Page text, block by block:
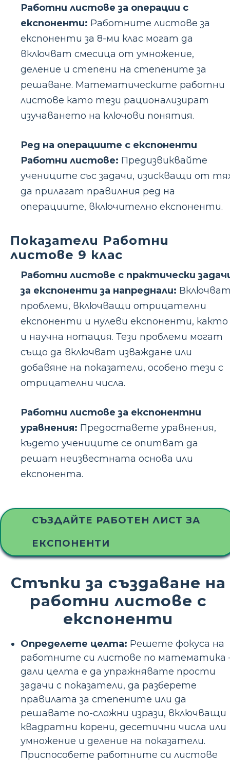
Работни листове за операции с
експоненти: Работните листове за
експоненти за 8-ми клас могат да
включват смесица от умножение,
деление и степени на степените за
решаване. Математическите работни
листове като тези рационализират
изучаването на ключови понятия.
Ред на операциите с експоненти
Работни листове: Предизвиквайте
учениците със задачи, изискващи от
да прилагат правилния ред на
операциите, включително експоненти.
Показатели Работни
листове 9 клас
Работни листове с практически
за експоненти за напреднали:
проблеми, включващи отрицателни
експоненти и нулеви експоненти, както
и научна нотация. Тези проблеми могат
също да включват изваждане или
добавяне на показатели, особено тези с
отрицателни числа.
Работни листове за експонентни
уравнения: Предоставете уравнения,
където учениците се опитват да
решат неизвестната основа или
експонента.
СЪЗДАЙТЕ РАБОТЕН ЛИСТ ЗА
ЕКСПОНЕНТИ
Стъпки за създаване на
работни листове с
експоненти
Определете целта: Решете фокуса на
работните си листове по математика
дали целта е да упражнявате прости
задачи с показатели, да разберете
правилата за степените или да
решавате по-сложни изрази, включващи
квадратни корени, десетични числа или
умножение и деление на показатели.
Приспособете работните си листове